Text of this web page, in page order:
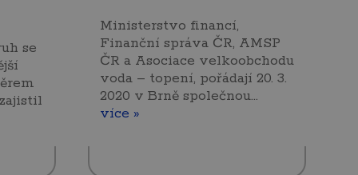
se
Ministerstvo financí,
Finanční správa ČR, AMSP
ČR a Asociace velkoobchodu
voda – topení, pořádají 20. 3.
2020 v Brně společnou…
více »